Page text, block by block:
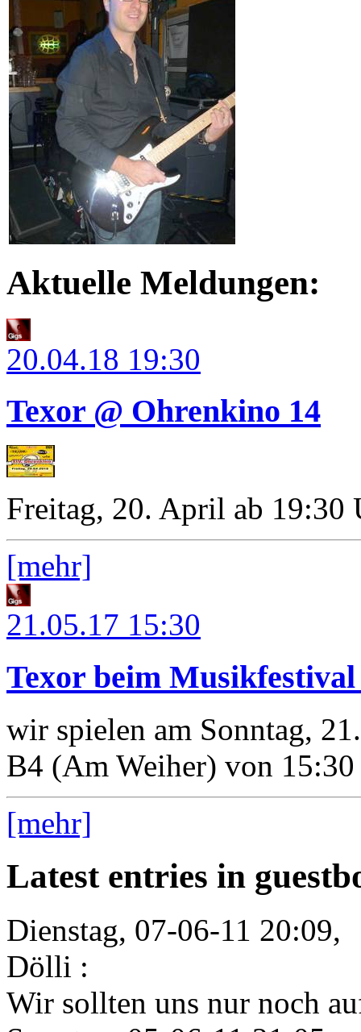
Aktuelle Meldungen:
20.04.18 19:30
Texor @ Ohrenkino 14
Freitag, 20. April ab
[mehr]
21.05.17 15:30
Texor beim
wir spielen am Sonntag,
B4 (Am Weiher) von
[mehr]
Latest entries in
Dienstag, 07-06-11 20:09,
Dölli :
Wir sollten uns nur noch